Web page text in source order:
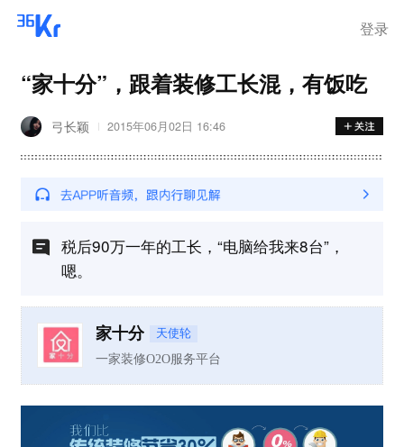
登录
“家十分”，跟着装修工长混，有饭吃
弓长颖 2015年06月02日 16:46
税后90万一年的工长，“电脑给我来8台”，
嗯。
家十分 天使轮
一家装修O2O服务平台